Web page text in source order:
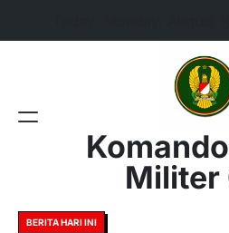
Militer
Posted
BERITA HARI INI